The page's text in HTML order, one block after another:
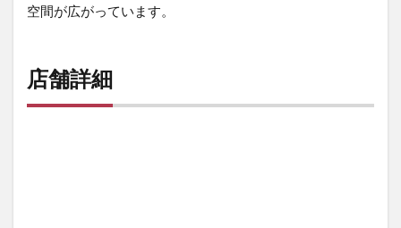
空間が広がっています。
店舗詳細